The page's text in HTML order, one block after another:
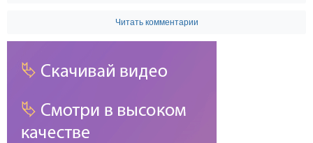
Читать комментарии